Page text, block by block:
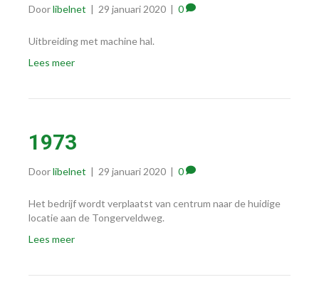
Doorlibelnet | 29 januari 2020 | 0
Uitbreiding met machine hal.
Lees meer
1973
Doorlibelnet | 29 januari 2020 | 0
Het bedrijf wordt verplaatst van centrum naar de huidige
locatie aan de Tongerveldweg.
Lees meer